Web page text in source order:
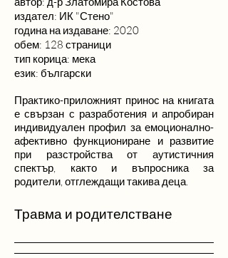
издател: ИК "Стено"
година на издаване: 2020
обем: 128 страници
тип корица: мека
език: български
Практико-приложният принос на книгата
е свързан с разработения и апробиран
индивидуален профил за емоционално-
афективно функциониране и развитие
при разстройства от аутистичния
спектър, както и въпросника за
родители, отглеждащи такива деца.
Травма и родителстване